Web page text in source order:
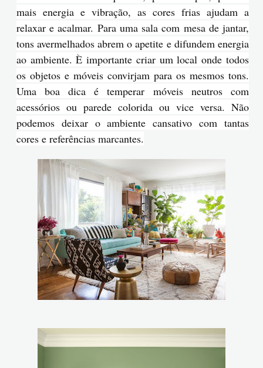
mais energia e vibração, as cores frias ajudam a
relaxar e acalmar. Para uma sala com mesa de jantar,
tons avermelhados abrem o apetite e difundem energia
ao ambiente. È importante criar um local onde todos
os objetos e móveis convirjam para os mesmos tons.
Uma boa dica é temperar móveis neutros com
acessórios ou parede colorida ou vice versa. Não
podemos deixar o ambiente cansativo com tantas
cores e referências marcantes.